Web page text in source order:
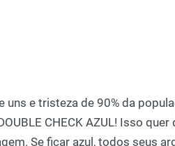
uns e tristeza de 90% da
CHECK AZUL! Isso
Se ficar azul, todos seus